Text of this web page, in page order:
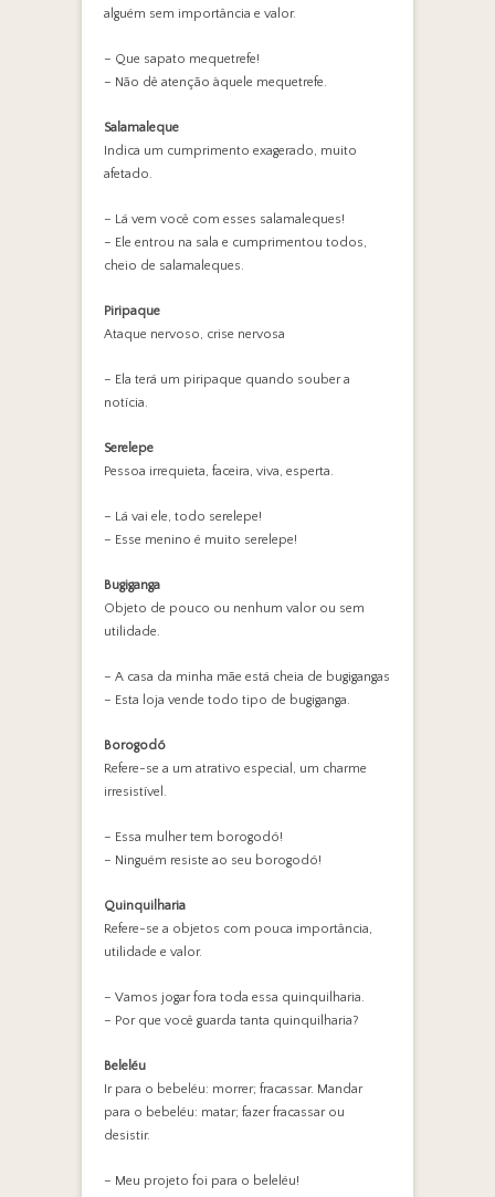
alguém sem importância e valor.
– Que sapato mequetrefe!
– Não dê atenção àquele mequetrefe.
Salamaleque
Indica um cumprimento exagerado, muito
afetado.
– Lá vem você com esses salamaleques!
– Ele entrou na sala e cumprimentou todos,
cheio de salamaleques.
Piripaque
Ataque nervoso, crise nervosa
– Ela terá um piripaque quando souber a
notícia.
Serelepe
Pessoa irrequieta, faceira, viva, esperta.
– Lá vai ele, todo serelepe!
– Esse menino é muito serelepe!
Bugiganga
Objeto de pouco ou nenhum valor ou sem
utilidade.
– A casa da minha mãe está cheia de bugigangas
– Esta loja vende todo tipo de bugiganga.
Borogodó
Refere-se a um atrativo especial, um charme
irresistível.
– Essa mulher tem borogodó!
– Ninguém resiste ao seu borogodó!
Quinquilharia
Refere-se a objetos com pouca importância,
utilidade e valor.
– Vamos jogar fora toda essa quinquilharia.
– Por que você guarda tanta quinquilharia?
Beleléu
Ir para o bebeléu: morrer; fracassar. Mandar
para o bebeléu: matar; fazer fracassar ou
desistir.
– Meu projeto foi para o beleléu!